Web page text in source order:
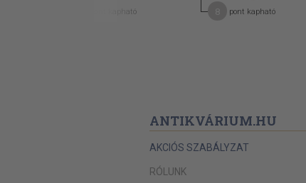
pont kapható pont kapható
ANTIKVÁRIUM.HU
AKCIÓS SZABÁLYZAT
RÓLUNK